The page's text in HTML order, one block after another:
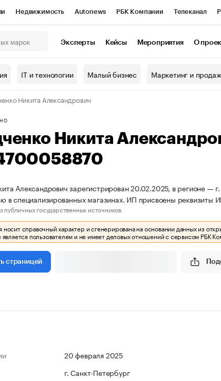
Недвижимость Autonews РБК Компании Телеканал
контрагентов
Эксперты Кейсы Мероприятия О
IT и технологии Малый бизнес Маркетинг и
Никита Александрович
Никита
Александрович зарегистрирован 20.02.2025, в регионе —
в специализированных магазинах. ИП присвоены
государственных источников.
справочный характер и сгенерирована на основании данных из
является пользователем и не имеет деловых отношений с сервисом РБК
страницей
20 февраля 2025
г. Санкт-Петербург